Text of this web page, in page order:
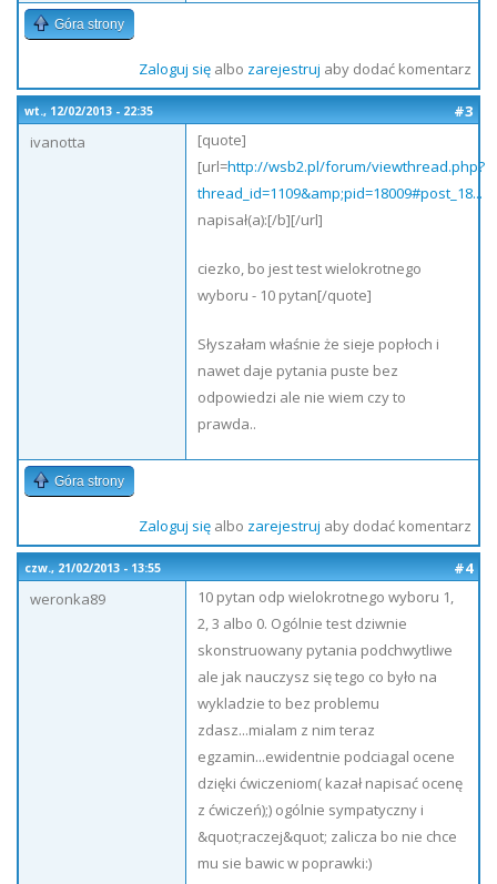
Góra strony
Zaloguj sięalbo zarejestruj aby dodać komentarz
wt., 12/02/2013 - 22:35
#3
ivanotta
[quote]
[url=http://wsb2.pl/forum/viewthread.php?
thread_id=1109&amp;pid=18009#post_18...
napisał(a):[/b][/url]
ciezko, bo jest test wielokrotnego
wyboru - 10 pytan[/quote]
Słyszałam właśnie że sieje popłoch i
nawet daje pytania puste bez
odpowiedzi ale nie wiem czy to
prawda..
Góra strony
Zaloguj sięalbo zarejestruj aby dodać komentarz
czw., 21/02/2013 - 13:55
#4
weronka89
10 pytan odp wielokrotnego wyboru 1,
2, 3 albo 0. Ogólnie test dziwnie
skonstruowany pytania podchwytliwe
ale jak nauczysz się tego co było na
wykladzie to bez problemu
zdasz...mialam z nim teraz
egzamin...ewidentnie podciagal ocene
dzięki ćwiczeniom( kazał napisać ocenę
z ćwiczeń);) ogólnie sympatyczny i
&quot;raczej&quot; zalicza bo nie chce
mu sie bawic w poprawki:)